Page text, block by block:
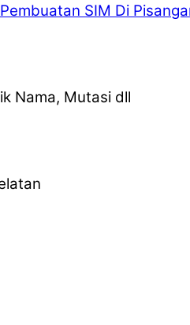
SIM Di
Nama, Mutasi dll